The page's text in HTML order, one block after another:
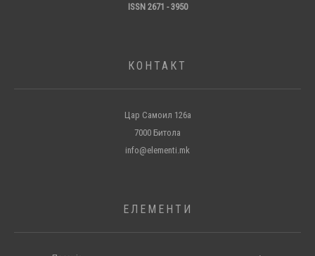
ISSN 2671 - 3950
КОНТАКТ
Цар Самоил 126а
7000 Битола
info@elementi.mk
ЕЛЕМЕНТИ